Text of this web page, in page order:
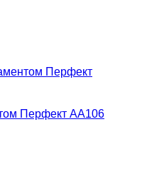
Перфект AA106